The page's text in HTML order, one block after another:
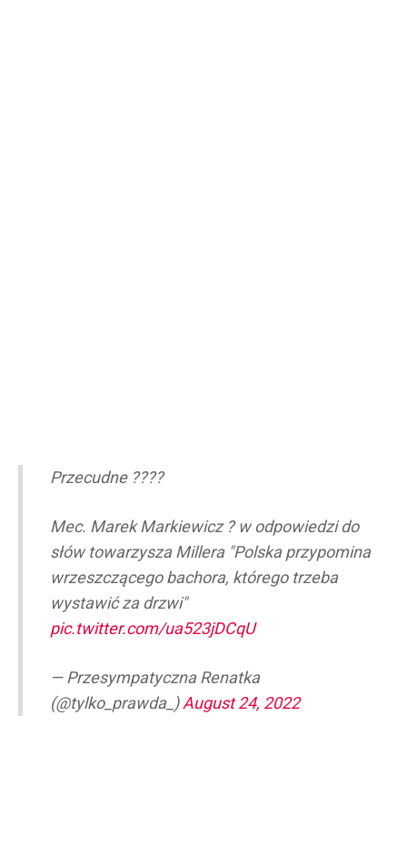
Przecudne ????
Mec. Marek Markiewicz ? w odpowiedzi do
słów towarzysza Millera "Polska przypomina
wrzeszczącego bachora, którego trzeba
wystawić za drzwi"
pic.twitter.com/ua523jDCqU
— Przesympatyczna Renatka
(@tylko_prawda_)August 24, 2022